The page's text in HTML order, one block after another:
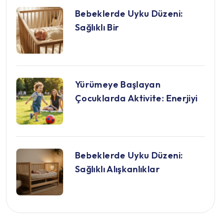
Bebeklerde Uyku Düzeni:
Sağlıklı Bir
Yürümeye Başlayan
Çocuklarda Aktivite: Enerjiyi
Bebeklerde Uyku Düzeni:
Sağlıklı Alışkanlıklar